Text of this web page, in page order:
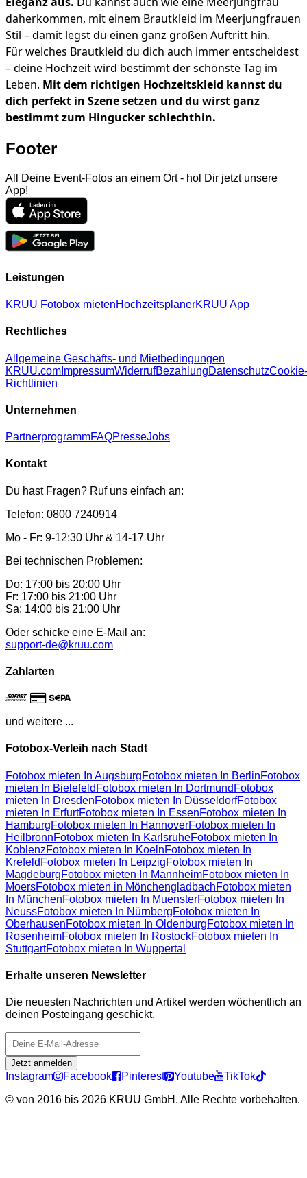
daherkommen, mit einem Brautkleid im Meerjungfrauen
Stil – damit legst du einen ganz großen Auftritt hin.
Für welches Brautkleid du dich auch immer entscheidest
– deine Hochzeit wird bestimmt der schönste Tag im
Leben. Mit dem richtigen Hochzeitskleid kannst du
dich perfekt in Szene setzen und du wirst ganz
bestimmt zum Hingucker schlechthin.
Footer
All Deine Event-Fotos an einem Ort - hol Dir jetzt unsere
App!
Leistungen
KRUU Fotobox mietenHochzeitsplanerKRUU App
Rechtliches
Allgemeine Geschäfts- und Mietbedingungen
KRUU.com ImpressumWiderrufBezahlungDatenschutzCookie-
Richtlinien
Unternehmen
PartnerprogrammFAQPresseJobs
Kontakt
Du hast Fragen? Ruf uns einfach an:
Telefon: 0800 7240914
Mo - Fr: 9-12:30 Uhr & 14-17 Uhr
Bei technischen Problemen:
Do: 17:00 bis 20:00 Uhr
Fr: 17:00 bis 21:00 Uhr
Sa: 14:00 bis 21:00 Uhr
Oder schicke eine E-Mail an:
support-de@kruu.com
Zahlarten
und weitere ...
Fotobox-Verleih nach Stadt
Fotobox mieten In AugsburgFotobox mieten In BerlinFotobox
mieten In Bielefeld Fotobox mieten In Dortmund Fotobox
mieten In DresdenFotobox mieten In DüsseldorfFotobox
mieten In ErfurtFotobox mieten In EssenFotobox mieten In
HamburgFotobox mieten In HannoverFotobox mieten In
HeilbronnFotobox mieten In KarlsruheFotobox mieten In
KoblenzFotobox mieten In KoelnFotobox mieten In
Krefeld Fotobox mieten In LeipzigFotobox mieten In
MagdeburgFotobox mieten In MannheimFotobox mieten In
MoersFotobox mieten in MönchengladbachFotobox mieten
In MünchenFotobox mieten In MuensterFotobox mieten In
NeussFotobox mieten In NürnbergFotobox mieten In
OberhausenFotobox mieten In OldenburgFotobox mieten In
RosenheimFotobox mieten In RostockFotobox mieten In
StuttgartFotobox mieten In Wuppertal
Erhalte unseren Newsletter
Die neuesten Nachrichten und Artikel werden wöchentlich an
deinen Posteingang geschickt.
Jetzt anmelden
Instagram Facebook Pinterest Youtube
TikTok
© von 2016 bis 2026 KRUU GmbH. Alle Rechte vorbehalten.